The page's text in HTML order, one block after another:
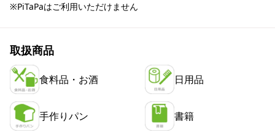
※PiTaPaはご利用いただけません
取扱商品
食料品・お酒 日用品
手作りパン 書籍